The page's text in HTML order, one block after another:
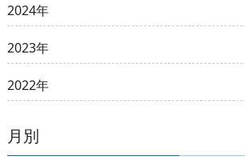
2024年
2023年
2022年
月別